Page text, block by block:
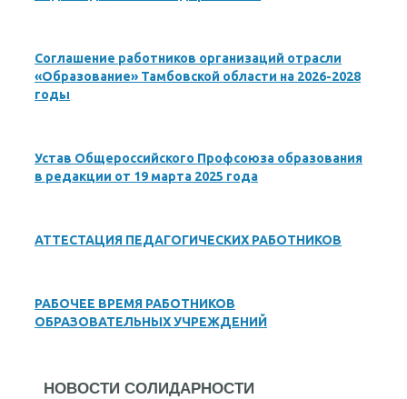
Соглашение работников организаций отрасли
«Образование» Тамбовской области на 2026-2028
годы
Устав Общероссийского Профсоюза образования
в редакции от 19 марта 2025 года
АТТЕСТАЦИЯ ПЕДАГОГИЧЕСКИХ РАБОТНИКОВ
РАБОЧЕЕ ВРЕМЯ РАБОТНИКОВ
ОБРАЗОВАТЕЛЬНЫХ УЧРЕЖДЕНИЙ
НОВОСТИ СОЛИДАРНОСТИ